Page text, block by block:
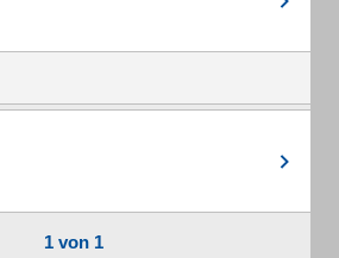
1 von 1